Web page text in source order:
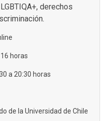
derechos
horas
a 20:30 horas
de la Universidad de Chile